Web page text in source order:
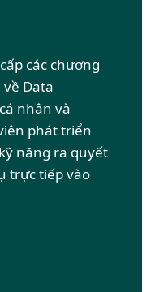
các chương
Data
nhân và
phát triển
năng ra quyết
trực tiếp vào